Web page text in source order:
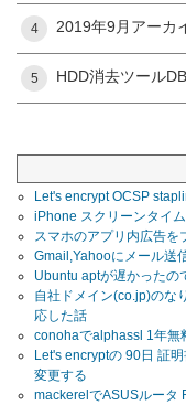
4 2019年9月アーカ
5 HDD消去ツール
Let's encrypt OCSP
iPhone スクリーンタイ
スマホのアプリ内広告
Gmail,Yahooにメール送
Ubuntu aptが遅かったの
自社ドメイン(co.jp)のな
応した話
conohaでalphassl 1年無
Let's encryptの 90日 証
変更する
mackerelでASUSルータ